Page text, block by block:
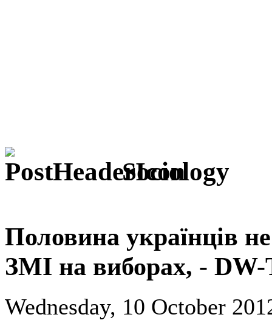
Sociology
Половина українців
ЗМІ на виборах, -
Wednesday, 10 October